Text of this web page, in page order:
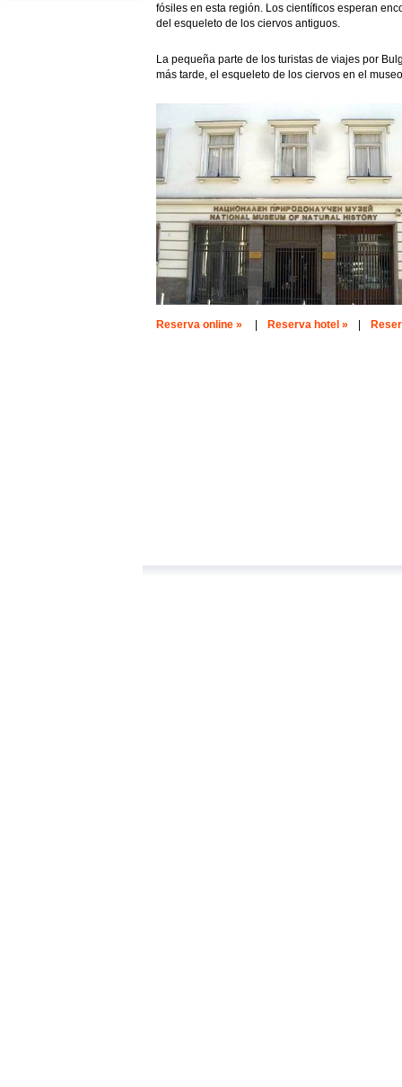
fósiles en esta región. Los científicos esperan
del esqueleto de los ciervos antiguos.
La pequeña parte de los turistas de viajes por
más tarde, el esqueleto de los ciervos en el
Reserva online » Reserva hotel »